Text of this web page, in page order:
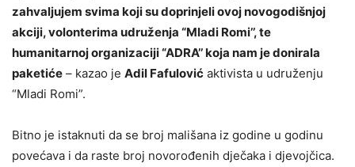
zahvaljujem svima koji su doprinjeli ovoj novogodišnjoj
akciji, volonterima udruženja “Mladi Romi’’, te
humanitarnoj organizaciji “ADRA’’ koja nam je donirala
paketiće – kazao je Adil Fafulović aktivista u udruženju
“Mladi Romi”.
Bitno je istaknuti da se broj mališana iz godine u godinu
povećava i da raste broj novorođenih dječaka i djevojčica.